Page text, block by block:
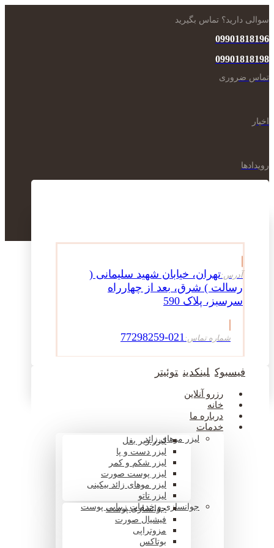
سوالی دارید؟ تماس بگیرید
09901818196
09901818198
تماس ضروری
اخبار
رویدادها
آدرس:تهران، خیابان شهید سلیمانی (
رسالت ) شرق، بعد از چهارراه
سرسبز، پلاک 590
شماره تماس:021-77298259
فیسبوک لینکدین توئیتر
رزرو آنلاین
خانه
درباره ما
خدمات
لیزر موهای زائدلیزر زیر بغل
لیزر دست و پا
لیزر شکم و کمر
لیزر پوست صورت
لیزر موهای زائد بیکینی
لیزر تاتو
جوانسازی و خدمات زیبایی پوست
جوانسازی پوست
فیشیال صورت
مزوتراپی
بوتاکس